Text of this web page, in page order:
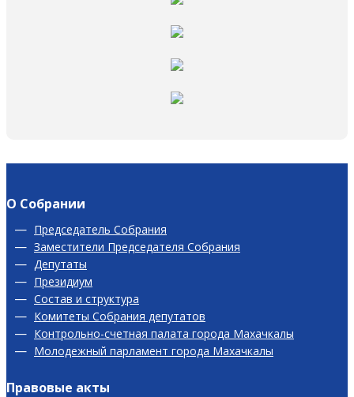
О Собрании
Председатель Собрания
Заместители Председателя Собрания
Депутаты
Президиум
Состав и структура
Комитеты Собрания депутатов
Контрольно-счетная палата города Махачкалы
Молодежный парламент города Махачкалы
Правовые акты